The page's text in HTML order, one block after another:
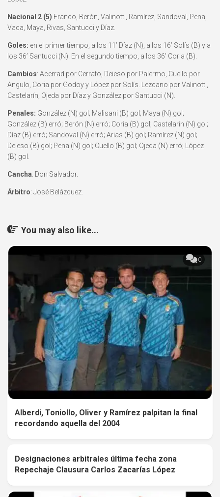
Nacional 2 (5) Franco, Berón, Valinotti, Ramírez, Sandoval, Pena,
Vaca, Maya, Rivas, Santucci y Díaz.
Goles: en el primer tiempo, a los 11’ Díaz (N), a los 16’ Solís (B) y a
los 36’ Santucci (N). En el segundo tiempo, a los 36’ Coria (B).
Cambios: Acerrad por Cerrato, Deieso por Palermo, Cuello por
Angulo, Coria por Godoy y López por Solís. Lezcano por Valinotti,
Castelarín, Ojeda por Díaz y González por Santucci (N).
Penales: González (N) gol; Malisani (B) gol; Maya (N) gol;
González (B) erró; Berón (N) erró; Coria (B) gol; Castelarín (N) gol;
Díaz (B) erró; Sandoval (N) erró; Arias (B) gol; Ramírez (N) gol;
Deieso (B) gol; Pena (N) gol; Cuello (B) gol; Ojeda (N) erró; López
(B) gol.
Cancha: Don Salvador.
Árbitro: José Belázquez.
You may also like...
0
Alberdi, Toniollo, Oliver y Ramírez palpitan la final
recordando aquella del 2004
Designaciones arbitrales última fecha zona
Repechaje Clausura Carlos Zacarías López